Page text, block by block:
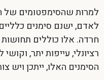
למרות שהסימפטומים של
לאדם, ישנם סימנים
חרדה. אלו כוללים
רציונלי, עייפות יתר,
הסימנים האלו, ייתכן ויש